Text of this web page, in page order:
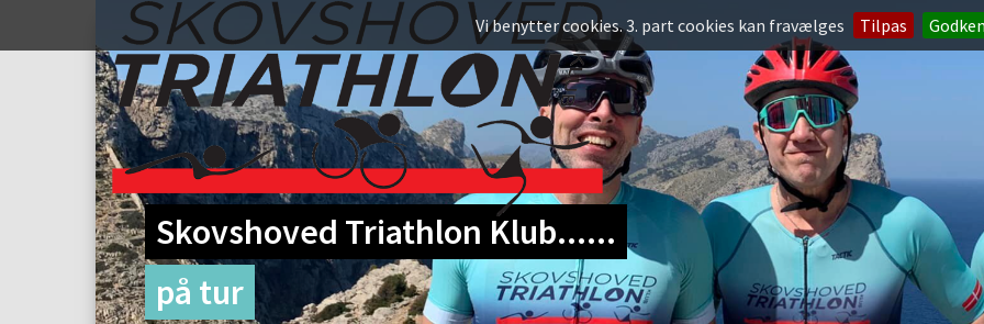
Vi benytter cookies. 3. part cookies kan fravælges Tilpas
Skovshoved Triathlon Klub......
på tur